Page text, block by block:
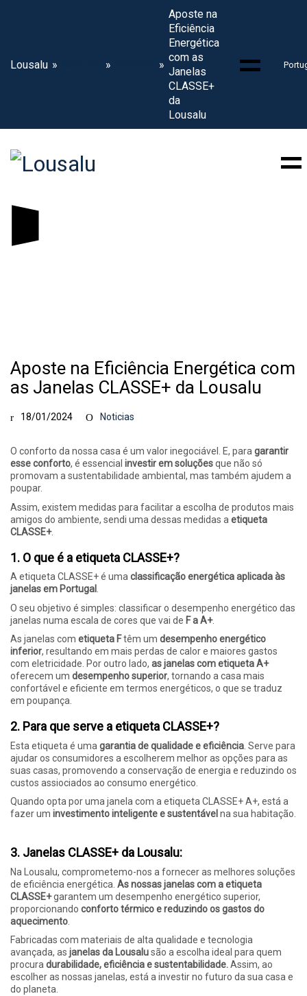
Lousalu
Aposte na
Eficiência
Energética
com as
Janelas
CLASSE+
da
Lousalu
Aposte na Eficiência Energética com
as Janelas CLASSE+ da Lousalu
18/01/2024 Noticias
O conforto da nossa casa é um valor inegociável. E, para garantir
esse conforto, é essencial investir em soluçõesque não só
promovam a sustentabilidade ambiental, mas também ajudem a
poupar.
Assim, existem medidas para facilitar a escolha de produtos mais
amigos do ambiente, sendi uma dessas medidas a etiqueta
CLASSE+.
1. O que é a etiqueta CLASSE+?
A etiqueta CLASSE+ é uma classificação energética aplicada às
janelas em Portugal
O seu objetivo é simples: classificar o desempenho energético das
janelas numa escala de cores que vai de F a A+.
As janelas com etiqueta Ftêm um desempenho energético
inferior, resultando em mais perdas de calor e maiores gastos
com eletricidade. Por outro lado, as janelas com etiqueta A+
oferecem um desempenho superior, tornando a casa mais
confortável e eficiente em termos energéticos, o que se traduz
em poupança.
2. Para que serve a etiqueta CLASSE+?
Esta etiqueta é uma garantia de qualidade e eficiência . Serve para
ajudar os consumidores a escolherem melhor as opções para as
suas casas, promovendo a conservação de energia e reduzindo os
custos assiociados ao consumo energético.
Quando opta por uma janela com a etiqueta CLASSE+ A+, está a
fazer um investimento inteligente e sustentável na sua habitação.
3. Janelas CLASSE+ da Lousalu:
Na Lousalu, comprometemo-nos a fornecer as melhores soluções
de eficiência energética. As nossas janelas com a etiqueta
CLASSE+garantem um desempenho energético superior,
proporcionando conforto térmico e reduzindo os gastos do
aquecimento
Fabricadas com materiais de alta qualidade e tecnologia
avançada, as janelas da Lousalusão a escolha ideal para quem
procura durabilidade, eficiência e sustentabilidade.Assim, ao
escolher as nossas janelas, está a investir no futuro da sua casa e
do planeta.